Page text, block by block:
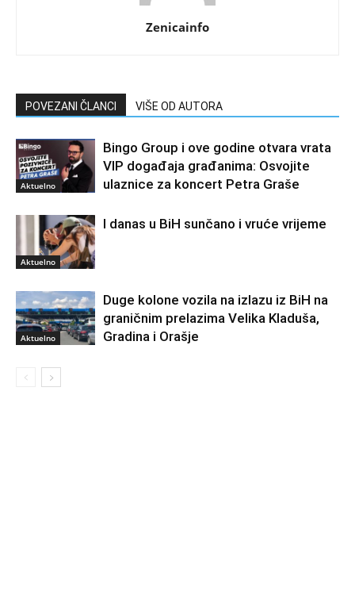
Zenicainfo
POVEZANI ČLANCI VIŠE OD AUTORA
Aktuelno
Bingo Group i ove godine otvara vrata
VIP događaja građanima: Osvojite
ulaznice za koncert Petra Graše
Aktuelno
I danas u BiH sunčano i vruće vrijeme
Aktuelno
Duge kolone vozila na izlazu iz BiH na
graničnim prelazima Velika Kladuša,
Gradina i Orašje